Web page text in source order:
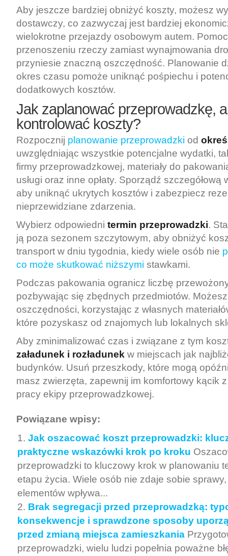
Aby jeszcze bardziej obniżyć koszty, możesz
dostawczy, co zazwyczaj jest bardziej
wielokrotne przejazdy osobowym autem.
przenoszeniu rzeczy zamiast wynajmowania
przyniesie znaczną oszczędność. Planowanie
okres czasu pomoże uniknąć pośpiechu i
dodatkowych kosztów.
Jak zaplanować przeprowadzkę,
kontrolować koszty?
Rozpocznij planowanie przeprowadzki od
uwzględniając wszystkie potencjalne wydatki,
firmy przeprowadzkowej, materiały do
usługi oraz inne opłaty. Sporządź szczegółową
aby uniknąć ukrytych kosztów i zabezpiecz
nieprzewidziane zdarzenia.
Wybierz odpowiedni termin przeprowadzki.
ją poza sezonem szczytowym, aby obniżyć
transport w dniu tygodnia, kiedy wiele osób nie
co może skutkować niższymi stawkami.
Podczas pakowania ogranicz liczbę
pozbywając się zbędnych przedmiotów.
oszczędności, korzystając z własnych
które pozyskasz od znajomych lub lokalnych
Aby zminimalizować czas i związane z tym
załadunek i rozładunek w miejscach jak
budynków. Usuń przeszkody, które mogą
masz zwierzęta, zapewnij im komfortowy kącik
pracy ekipy przeprowadzkowej.
Powiązane wpisy:
Jak oszacować koszt przeprowadzki:
praktyczne wskazówki krok po kroku
przeprowadzki to kluczowy krok w planowaniu
etapu życia. Wiele osób nie zdaje sobie
elementów wpływa...
Brak segregacji przed przeprowadzką:
konsekwencje i sprawdzone sposoby
przed zmianą miejsca zamieszkania
przeprowadzki, wielu ludzi popełnia poważne